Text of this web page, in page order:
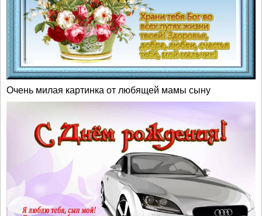
Очень милая картинка от любящей мамы сыну